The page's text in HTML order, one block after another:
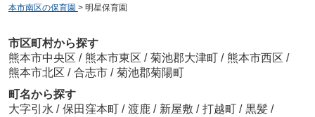
本市南区の保育園 > 明星保育園
市区町村から探す
熊本市中央区 / 熊本市東区 / 菊池郡大津町 / 熊本市西区 /
熊本市北区 / 合志市 / 菊池郡菊陽町
町名から探す
大字引水 / 保田窪本町 / 渡鹿 / 新屋敷 / 打越町 / 黒髪 /